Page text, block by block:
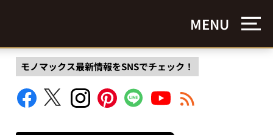
MENU
モノマックス最新情報をSNSでチェック！